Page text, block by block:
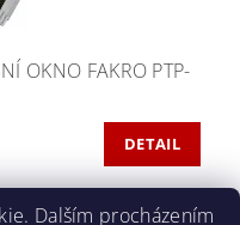
OKNO FAKRO PTP-
DETAIL
Dalším procházením